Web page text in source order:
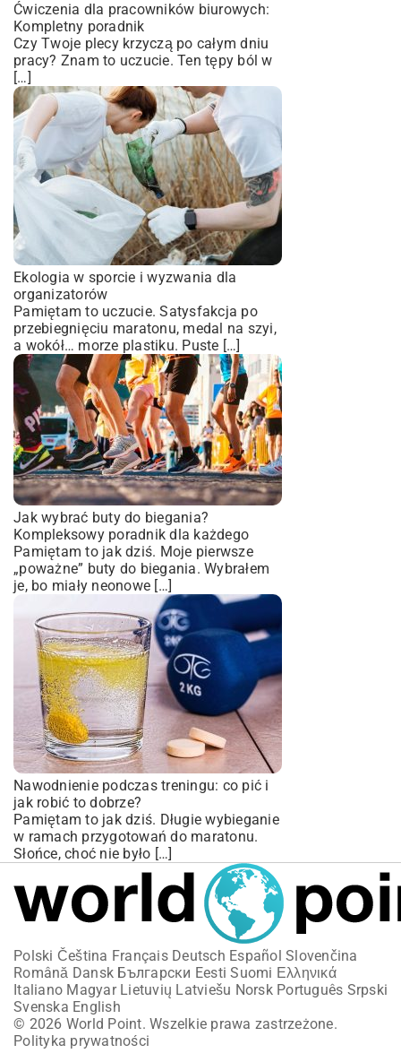
Ćwiczenia dla pracowników biurowych:
Kompletny poradnik
Czy Twoje plecy krzyczą po całym dniu
pracy? Znam to uczucie. Ten tępy ból w
[…]
Ekologia w sporcie i wyzwania dla
organizatorów
Pamiętam to uczucie. Satysfakcja po
przebiegnięciu maratonu, medal na szyi,
a wokół… morze plastiku. Puste […]
Jak wybrać buty do biegania?
Kompleksowy poradnik dla każdego
Pamiętam to jak dziś. Moje pierwsze
„poważne” buty do biegania. Wybrałem
je, bo miały neonowe […]
Nawodnienie podczas treningu: co pić i
jak robić to dobrze?
Pamiętam to jak dziś. Długie wybieganie
w ramach przygotowań do maratonu.
Słońce, choć nie było […]
Polski Čeština Français Deutsch Español Slovenčina
Română Dansk Български Eesti Suomi Ελληνικά
Italiano Magyar Lietuvių Latviešu Norsk Português Srpski
Svenska English
© 2026 World Point. Wszelkie prawa zastrzeżone.
Polityka prywatności